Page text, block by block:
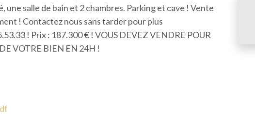
une salle de bain et 2 chambres. Parking et cave ! Vente
! Contactez nous sans tarder pour plus
! Prix : 187.300 € ! VOUS DEVEZ VENDRE POUR
VOTRE BIEN EN 24H !